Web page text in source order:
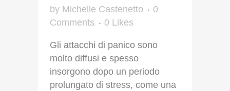
by Michelle Castenetto
0
Comments
0 Likes
Gli attacchi di panico sono
molto diffusi e spesso
insorgono dopo un periodo
prolungato di stress, come una